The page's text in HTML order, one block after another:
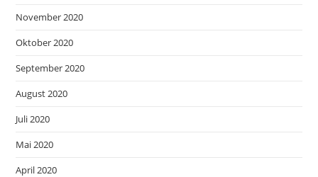
November 2020
Oktober 2020
September 2020
August 2020
Juli 2020
Mai 2020
April 2020